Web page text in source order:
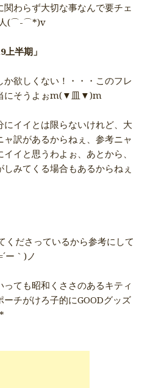
関わらず大切な事なんで要チェ
人(⌒-⌒*)v
上半期」
欲しくない！・・・このフレ
にそうよぉm(▼皿▼)m
にイイとは限らないけれど、大
訳があるからねぇ、参考ニャ
イと思うわよぉ、あとから、
みてくる場合もあるからねぇ
くださっているから参考にして
ー｀)ノ
ても昭和くささのあるキティ
チがけろ子的にGOODグッズ